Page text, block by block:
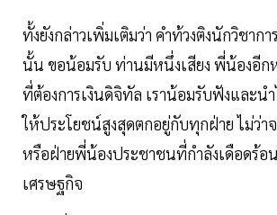
ทั้งยังกล่าวเพิ่มเติมว่า คำท้วงติงนักวิชาก
นั้น ขอน้อมรับ ท่านมีหนึ่งเสียง พี่น้องอีก
ที่ต้องการเงินดิจิทัล เราน้อมรับฟังและน
ให้ประโยชน์สูงสุดตกอยู่กับทุกฝ่าย ไม่ว่า
หรือฝ่ายพี่น้องประชาชนที่กำลังเดือดร้
เศรษฐกิจ